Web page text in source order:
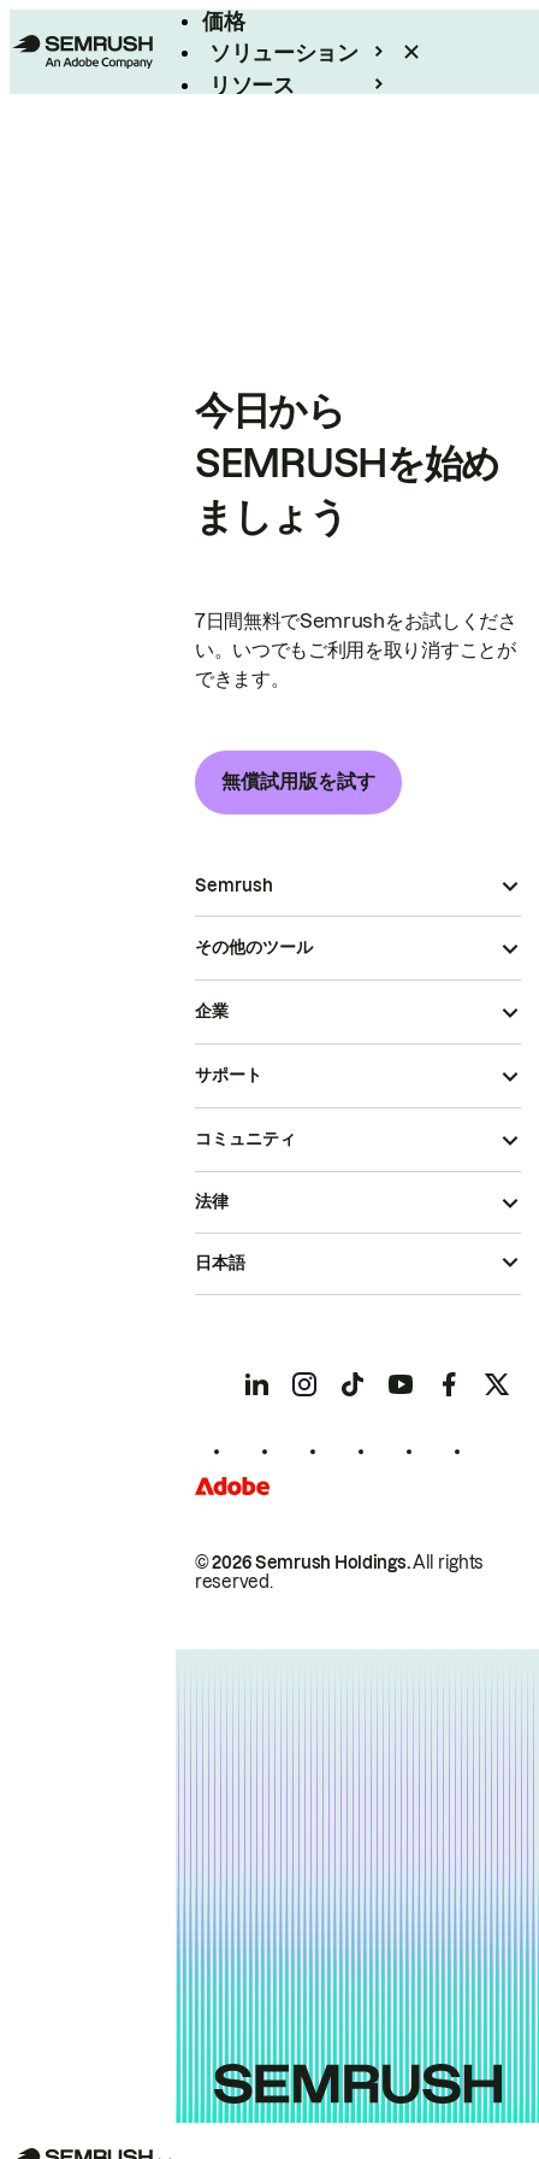
価格
ソリューション
リソース
今日から
SEMRUSHを始め
ましょう
7日間無料でSemrushをお試しくださ
い。いつでもご利用を取り消すことが
できます。
無償試用版を試す
Semrush
その他のツール
企業
サポート
コミュニティ
© 2026 Semrush Holdings.All rights
reserved.
法律
日本語